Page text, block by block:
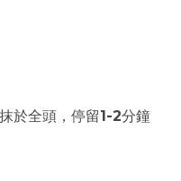
於全頭，停留1-2分鐘